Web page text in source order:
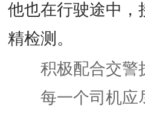
他也在行驶途中，
精检测。
积极配合交警
每一个司机应